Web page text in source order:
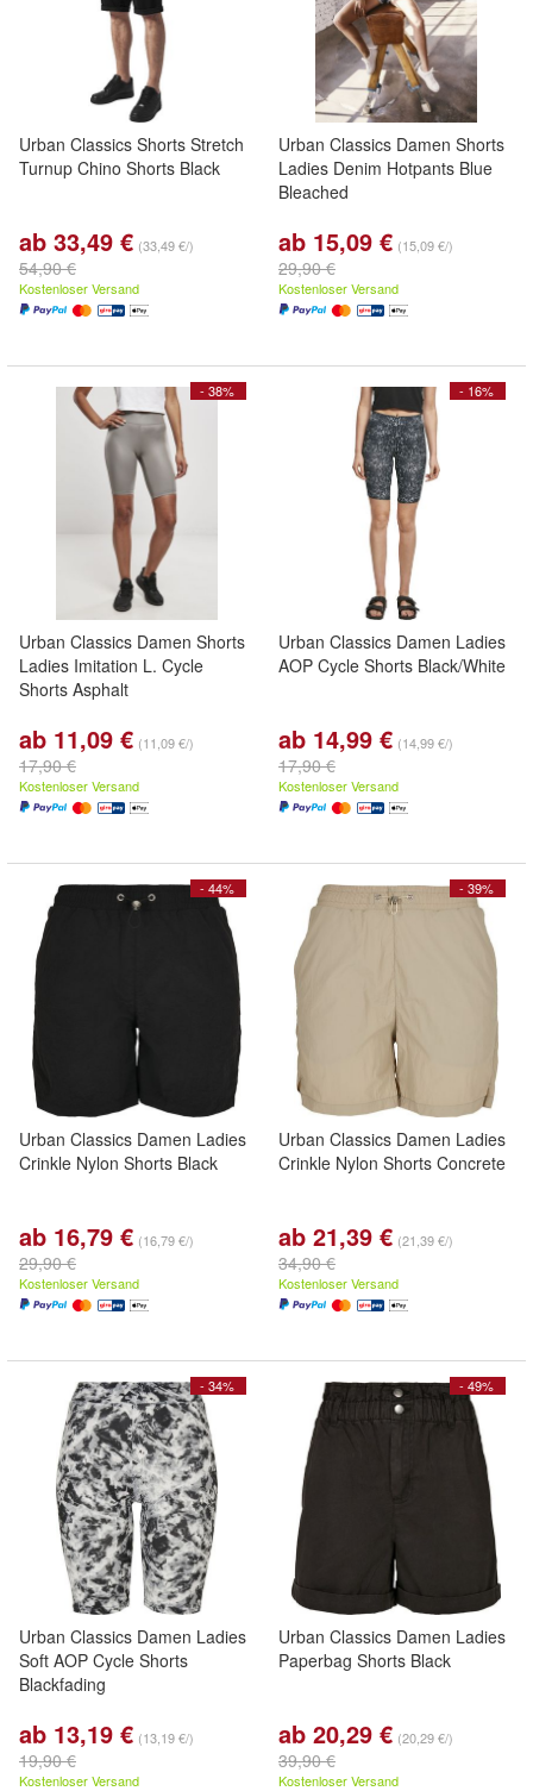
Urban Classics Shorts Stretch
Turnup Chino Shorts Black
ab 33,49 € (33,49 €/)
54,90 €
Kostenloser Versand
Urban Classics Damen Shorts
Ladies Denim Hotpants Blue
Bleached
ab 15,09 € (15,09 €/)
29,90 €
Kostenloser Versand
- 38%
Urban Classics Damen Shorts
Ladies Imitation L. Cycle
Shorts Asphalt
ab 11,09 € (11,09 €/)
17,90 €
Kostenloser Versand
- 16%
Urban Classics Damen Ladies
AOP Cycle Shorts Black/White
ab 14,99 € (14,99 €/)
17,90 €
Kostenloser Versand
- 44%
Urban Classics Damen Ladies
Crinkle Nylon Shorts Black
ab 16,79 € (16,79 €/)
29,90 €
Kostenloser Versand
- 39%
Urban Classics Damen Ladies
Crinkle Nylon Shorts Concrete
ab 21,39 € (21,39 €/)
34,90 €
Kostenloser Versand
- 34%
Urban Classics Damen Ladies
Soft AOP Cycle Shorts
Blackfading
ab 13,19 € (13,19 €/)
19,90 €
Kostenloser Versand
- 49%
Urban Classics Damen Ladies
Paperbag Shorts Black
ab 20,29 € (20,29 €/)
39,90 €
Kostenloser Versand